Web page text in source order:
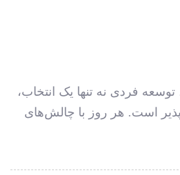
فردی نه تنها یک انتخاب،
است. هر روز با چالش‌های